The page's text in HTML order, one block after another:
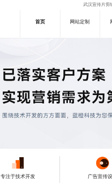
武汉宣传片剪
首页 网站定制
专注于技术开发 广告宣传